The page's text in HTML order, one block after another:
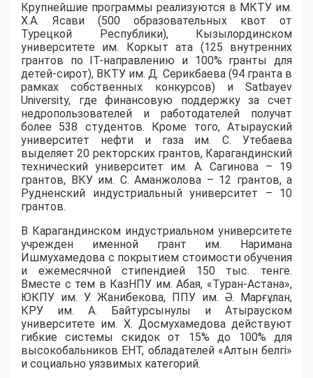
​Крупнейшие программы реализуются в МКТУ им.
Х.А. Ясави (500 образовательных квот от
Турецкой Республики), Кызылординском
университете им. Коркыт ата (125 внутренних
грантов по IT-направлению и 100% гранты для
детей-сирот), ВКТУ им. Д. Серикбаева (94 гранта в
рамках собственных конкурсов) и Satbayev
University, где финансовую поддержку за счет
недропользователей и работодателей получат
более 538 студентов. Кроме того, Атырауский
университет нефти и газа им. С. Утебаева
выделяет 20 ректорских грантов, Карагандинский
технический университет им. А. Сагинова – 19
грантов, ВКУ им. С. Аманжолова – 12 грантов, а
Рудненский индустриальный университет – 10
грантов.
​В Карагандинском индустриальном университете
учрежден именной грант им. Наримана
Ишмухамедова с покрытием стоимости обучения
и ежемесячной стипендией 150 тыс. тенге.
Вместе с тем в КазНПУ им. Абая, «Туран-Астана»,
ЮКПУ им. У. Жанибекова, ППУ им. Ә. Марғұлан,
КРУ им. А. Байтурсынулы и Атырауском
университете им. Х. Досмухамедова действуют
гибкие системы скидок от 15% до 100% для
высокобальников ЕНТ, обладателей «Алтын белгі»
и социально уязвимых категорий.